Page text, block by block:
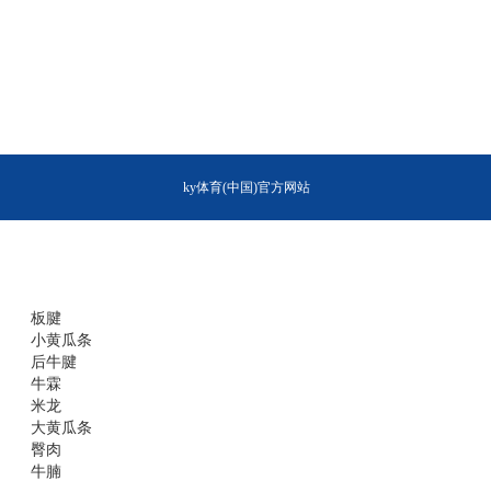
ky体育(中国)官方网站
板腱
小黄瓜条
后牛腱
牛霖
米龙
大黄瓜条
臀肉
牛腩